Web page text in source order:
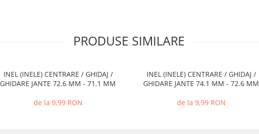
PRODUSE SIMILARE
INEL (INELE) CENTRARE / GHIDAJ /
GHIDARE JANTE 72.6 MM - 71.1 MM
de la 9,99 RON
INEL (INELE) CENTRARE / GHIDAJ /
GHIDARE JANTE 74.1 MM - 72.6 MM
de la 9,99 RON